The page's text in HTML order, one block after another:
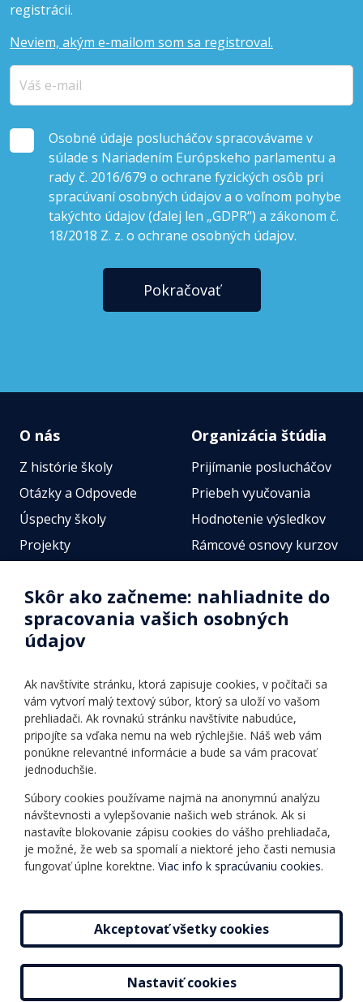
registrácii.
Neviem, akým e-mailom som sa registroval.
Osobné údaje poslucháčov spracovávame v
súlade s Nariadením Európskeho parlamentu a
rady č. 2016/679 o ochrane fyzických osôb pri
spracúvaní osobných údajov a o voľnom pohybe
takýchto údajov (ďalej len „GDPR“) a zákonom č.
18/2018 Z. z. o ochrane osobných údajov.
Pokračovať
O nás
Z histórie školy
Otázky a Odpovede
Úspechy školy
Projekty
Fotogalérie
Identifikačné údaje školy
Úradné hodiny
Vnútorný poriadok
Organizácia štúdia
Prijímanie poslucháčov
Priebeh vyučovania
Hodnotenie výsledkov
Rámcové osnovy kurzov
Online testy
Ponuka jazykov
Informácie o kurzoch
Online testy
Ako si vybrať a kúpiť
kurz
Príspevky
Rozvrh hodín
Ochrana osobných
údajov
Všeobecné obchodné
podmienky
Skôr ako začneme: nahliadnite do
spracovania vašich osobných
údajov
Ak navštívite stránku, ktorá zapisuje cookies, v počítači sa
vám vytvorí malý textový súbor, ktorý sa uloží vo vašom
prehliadači. Ak rovnakú stránku navštívite nabudúce,
pripojíte sa vďaka nemu na web rýchlejšie. Náš web vám
ponúkne relevantné informácie a bude sa vám pracovať
jednoduchšie.
Súbory cookies používame najmä na anonymnú analýzu
návštevnosti a vylepšovanie našich web stránok. Ak si
nastavíte blokovanie zápisu cookies do vášho prehliadača,
je možné, že web sa spomalí a niektoré jeho časti nemusia
fungovať úplne korektne. Viac info k spracúvaniu cookies.
Akceptovať všetky cookies
Nastaviť cookies